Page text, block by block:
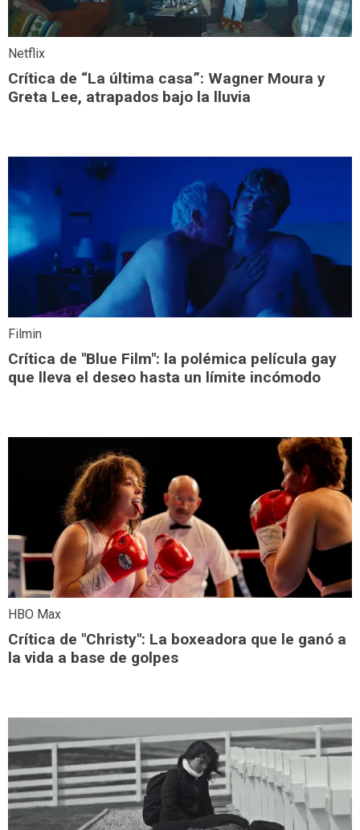
Netflix
Crítica de “La última casa”: Wagner Moura y
Greta Lee, atrapados bajo la lluvia
Filmin
Crítica de "Blue Film": la polémica película gay
que lleva el deseo hasta un límite incómodo
HBO Max
Crítica de "Christy": La boxeadora que le ganó a
la vida a base de golpes